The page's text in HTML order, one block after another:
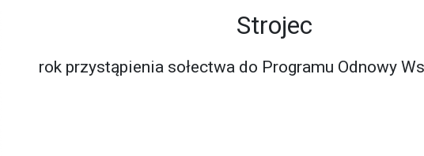
Strojec
rok przystąpienia sołectwa do Programu Odnowy